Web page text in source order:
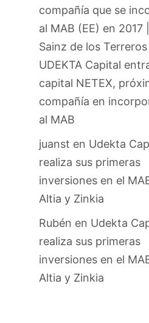
compañía que se
al MAB (EE) en 2017
Sainz de los Terreros
UDEKTA Capital
capital NETEX,
compañía en
al MAB
juanst en Udekta
realiza sus primeras
inversiones en el
Altia y Zinkia
Rubén en Udekta
realiza sus primeras
inversiones en el
Altia y Zinkia